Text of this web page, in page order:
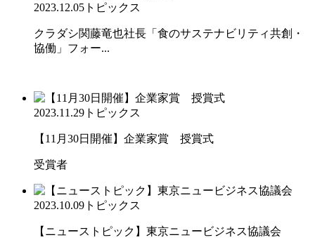
2023.12.05 トピックス
クラダシ関藤竜也社長「食のサステナビリティ共創・
協働」フォー...
2023.11.29 トピックス
【11月30日開催】企業家賞 授賞式
受賞者
2023.10.09 トピックス
【ニューストピック】東京ニュービジネス協議会